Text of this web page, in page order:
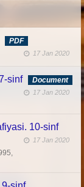
PDF
17 Jan 2020
sinf Document
17 Jan 2020
10-sinf
17 Jan 2020